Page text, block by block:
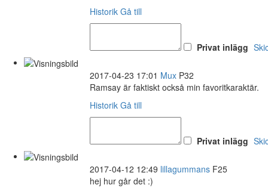
Historik Gå till
Privat inlägg
2017-04-23 17:01 Mux P32
Ramsay är faktiskt också min favoritkaraktär.
Historik Gå till
Privat inlägg
2017-04-12 12:49 lillagummans F25
hej hur går det :)